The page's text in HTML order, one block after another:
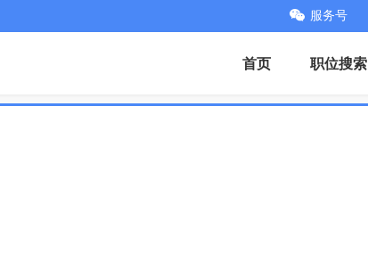
服务号
首页 职位搜索